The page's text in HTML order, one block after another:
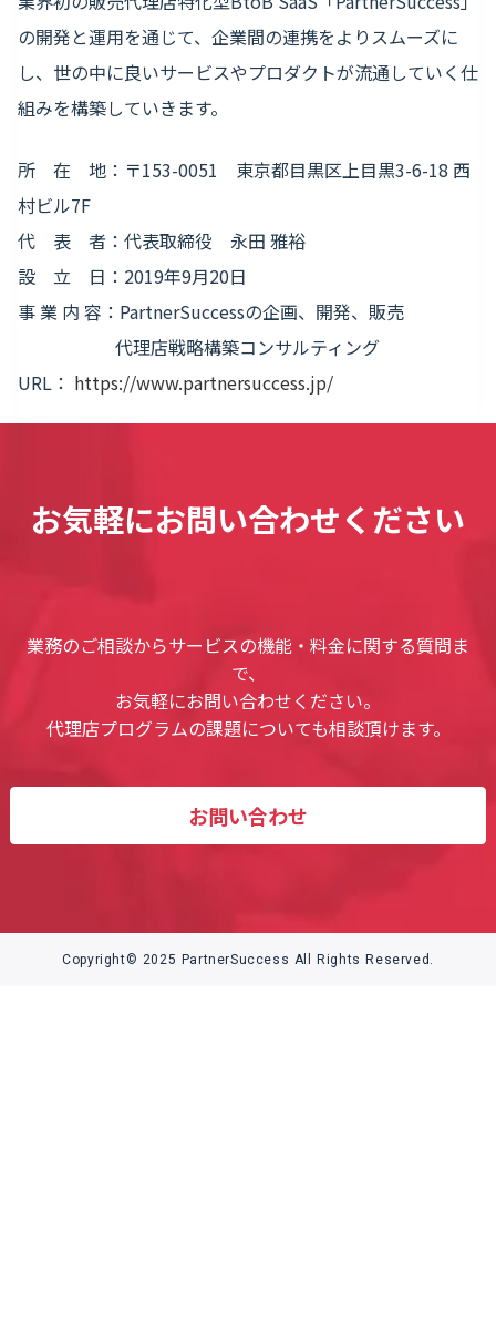
の開発と運用を通じて、企業間の連携をよりスムーズに
し、世の中に良いサービスやプロダクトが流通していく仕
組みを構築していきます。
所 在 地：〒153-0051 東京都目黒区上目黒3-6-18 西
村ビル7F
代 表 者：代表取締役 永田 雅裕
設 立 日：2019年9月20日
事 業 内 容：PartnerSuccessの企画、開発、販売
代理店戦略構築コンサルティング
URL： https://www.partnersuccess.jp/
お気軽にお問い合わせください
業務のご相談からサービスの機能・料金に関する質問ま
で、
お気軽にお問い合わせください。
代理店プログラムの課題についても相談頂けます。
お問い合わせ
Copyright© 2025 PartnerSuccess All Rights Reserved.